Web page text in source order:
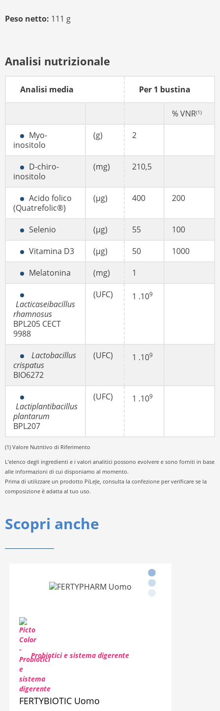
Peso netto: 111 g
Analisi nutrizionale
Analisi media Per 1 bustina
% VNR(1)
Myo-
inositolo
(g) 2
D-chiro-
inositolo
(mg) 210,5
Acido folico
(Quatrefolic®)
(µg) 400 200
Selenio (µg) 55
100
Vitamina D3
(µg) 50
1000
Melatonina
(mg) 1
Lacticaseibacillus
rhamnosus
BPL205 CECT
9988
(UFC) 1 .109
Lactobacillus
crispatus
BIO6272
(UFC) 1 .109
Lactiplantibacillus
plantarum
BPL207
(UFC) 1 .109
(1) Valore Nutritivo di Riferimento
L’elenco degli ingredienti e i valori analitici possono evolvere e sono forniti in base
alle informazioni di cui disponiamo al momento.
Prima di utilizzare un prodotto PiLeJe, consulta la confezione per verificare se la
composizione è adatta al tuo uso.
Scopri anche
Probiotici e sistema digerente
FERTYBIOTIC Uomo